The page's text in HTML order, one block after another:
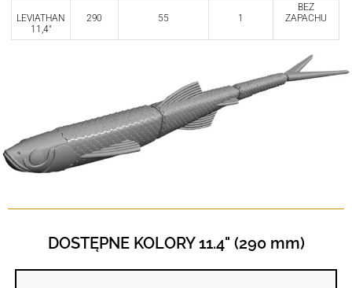
LEVIATHAN
11,4"
290 55 1
BEZ
ZAPACHU
DOSTĘPNE KOLORY 11.4" (290 mm)